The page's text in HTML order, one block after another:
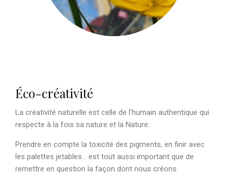
Éco-créativité
La créativité naturelle est celle de l’humain authentique qui
respecte à la fois sa nature et la Nature.
Prendre en compte la toxicité des pigments, en finir avec
les palettes jetables… est tout aussi important que de
remettre en question la façon dont nous créons.